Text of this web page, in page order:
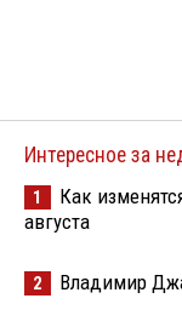
Интересное за
1
Как
августа
2 Владимир